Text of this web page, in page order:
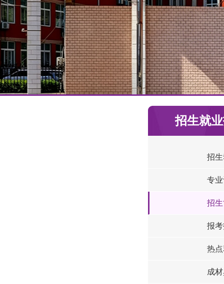
招生就
招
专
招
报
热
成